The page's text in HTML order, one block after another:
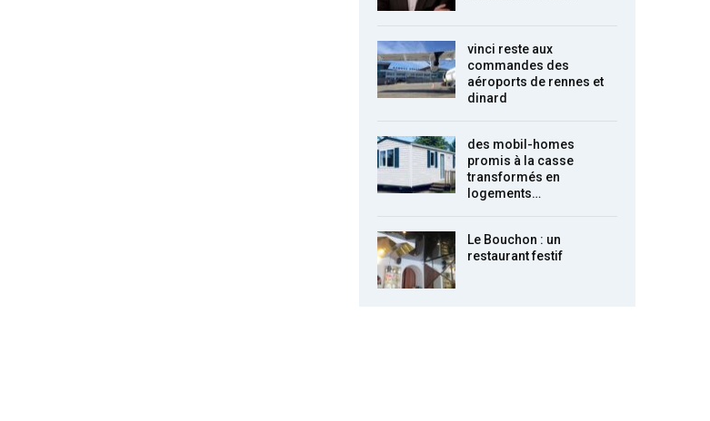
vinci reste aux
commandes des
aéroports de rennes et
dinard
des mobil-homes
promis à la casse
transformés en
logements…
Le Bouchon : un
restaurant festif